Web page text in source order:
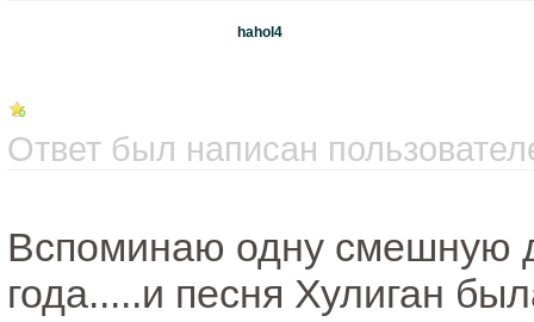
hahol4
Ответ был написан
Вспоминаю одну смешную
года.....и песня Хулиган